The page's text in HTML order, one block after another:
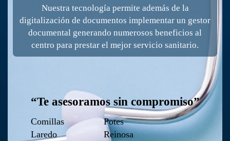
Nuestra tecnología permite además de la
digitalización de documentos implementar un gestor
documental generando numerosos beneficios al
centro para prestar el mejor servicio sanitario.
“Te asesoramos sin compromiso”
Comillas
Laredo
Potes
Reinosa